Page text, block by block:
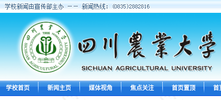
学校首页 新闻主页 媒体视角 焦点关注 首页置顶 首